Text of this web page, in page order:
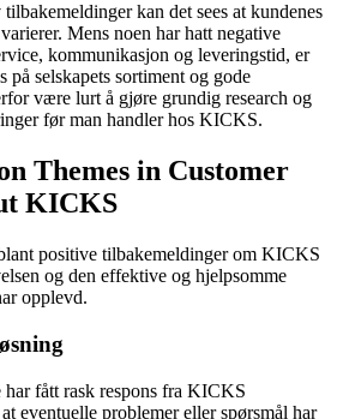
kan det sees at kundenes
Mens noen har hatt negative
kommunikasjon og leveringstid, er
på selskapets sortiment og gode
være lurt å gjøre grundig research og
før man handler hos KICKS.
Themes in Customer
KICKS
positive tilbakemeldinger om KICKS
og den effektive og hjelpsomme
opplevd.
fått rask respons fra KICKS
eventuelle problemer eller spørsmål har